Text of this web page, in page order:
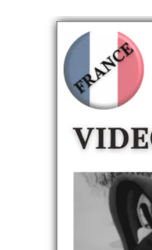
COMMANDE
L'ARTISTE.
NEWS
CONTACT